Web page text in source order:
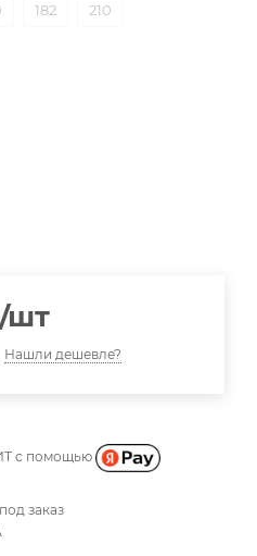
182 210
/шт
Нашли дешевле?
с помощью
заказ